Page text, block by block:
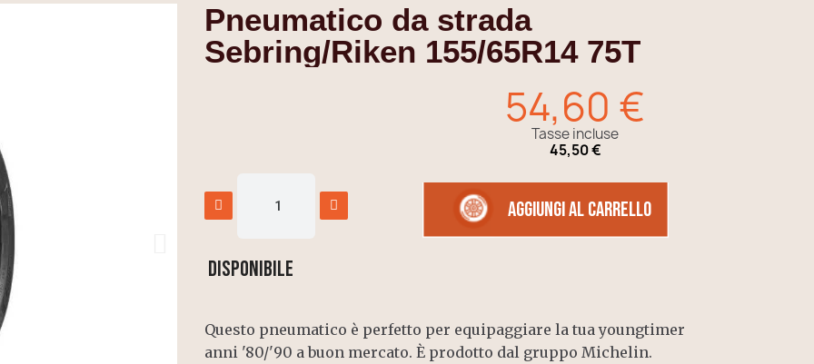
Pneumatico da strada
Sebring/Riken 155/65R14 75T
54,60 €
Tasse incluse
45,50 €
Aggiungi al carrello
Disponibile
Questo pneumatico è perfetto per equipaggiare la tua youngtimer
anni '80/'90 a buon mercato. È prodotto dal gruppo Michelin.